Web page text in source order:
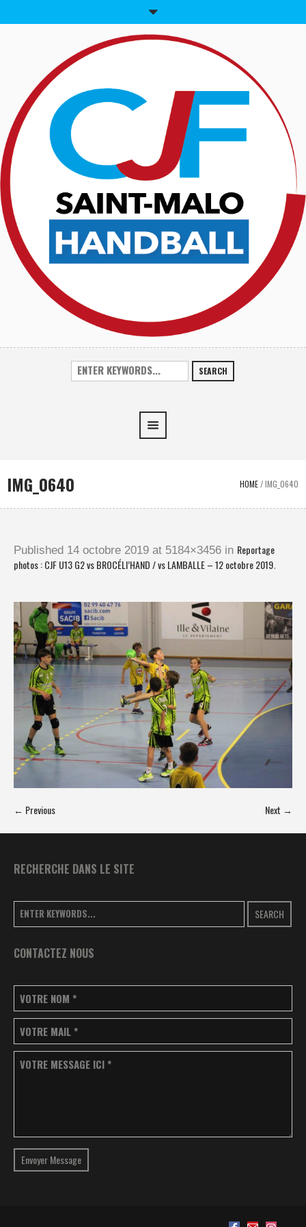
SEARCH
IMG_0640 HOME/IMG_0640
Published 14 octobre 2019 at 5184×3456 in Reportage
photos : CJF U13 G2 vs BROCÉLI’HAND / vs LAMBALLE – 12 octobre 2019.
← Previous Next →
RECHERCHE DANS LE SITE
SEARCH
CONTACTEZ NOUS
VOTRE NOM *
VOTRE MAIL *
VOTRE MESSAGE ICI *
Envoyer Message